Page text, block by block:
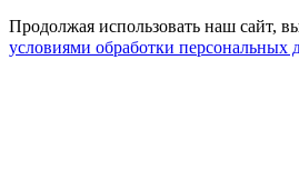
Продолжая использовать наш сайт,
условиями обработки персональных